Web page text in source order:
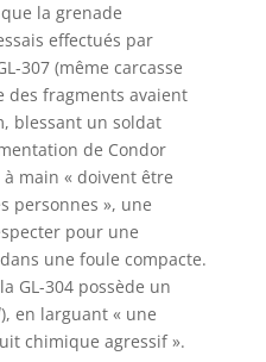
la grenade
effectués par
307 (même carcasse
des fragments avaient
blessant un soldat
de Condor
main « doivent être
personnes », une
pour une
une foule compacte.
GL-304 possède un
), en larguant « une
chimique agressif ».